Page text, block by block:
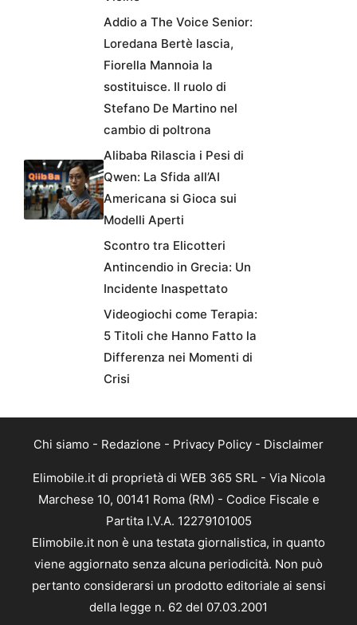
Addio a The Voice Senior:
Loredana Bertè lascia,
Fiorella Mannoia la
sostituisce. Il ruolo di
Stefano De Martino nel
cambio di poltrona
Alibaba Rilascia i Pesi di
Qwen: La Sfida all’AI
Americana si Gioca sui
Modelli Aperti
Scontro tra Elicotteri
Antincendio in Grecia: Un
Incidente Inaspettato
Videogiochi come Terapia:
5 Titoli che Hanno Fatto la
Differenza nei Momenti di
Crisi
Chi siamo - Redazione - Privacy Policy - Disclaimer
Elimobile.it di proprietà di WEB 365 SRL - Via Nicola
Marchese 10, 00141 Roma (RM) - Codice Fiscale e
Partita I.V.A. 12279101005
Elimobile.it non è una testata giornalistica, in quanto
viene aggiornato senza alcuna periodicità. Non può
pertanto considerarsi un prodotto editoriale ai sensi
della legge n. 62 del 07.03.2001